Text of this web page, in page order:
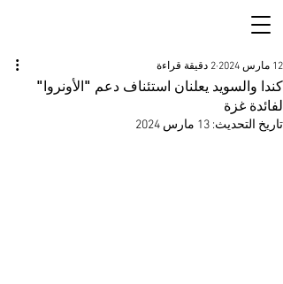
كندا والسويد يعلنان استئناف دعم "الأونروا"
لفائدة غزة
12 مارس 2024 2 دقيقة قراءة
تاريخ التحديث: 13 مارس 2024